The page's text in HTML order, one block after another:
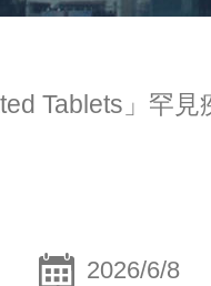
Tablets」罕
2026/6/8